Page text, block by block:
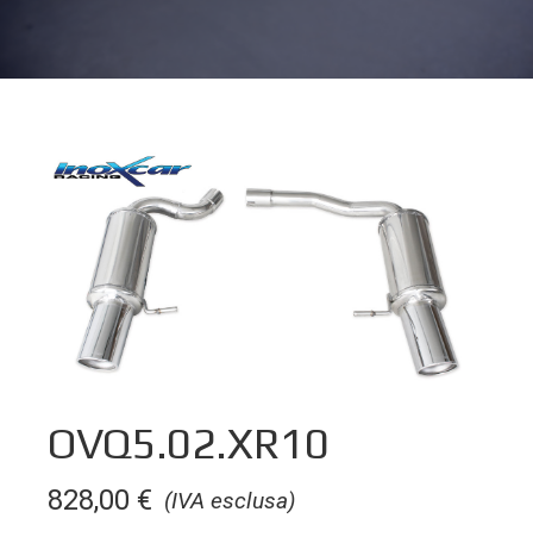
OVQ5.02.XR10
(IVA esclusa)
828,00 €